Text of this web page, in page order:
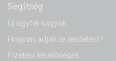
Segítség
Új ügyfél vagyok
Hogyan adjak le rendelést?
Fizetési lehetőségek